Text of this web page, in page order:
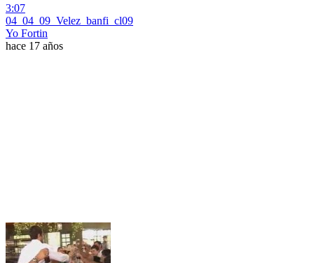
3:07
04_04_09_Velez_banfi_cl09
Yo Fortin
hace 17 años